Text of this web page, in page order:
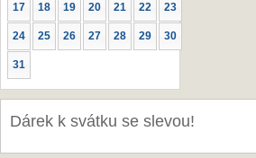
17 18 19 20 21 22 23
24 25 26 27 28 29 30
31
Dárek k svátku se slevou!